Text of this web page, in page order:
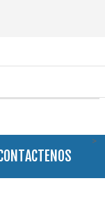
>